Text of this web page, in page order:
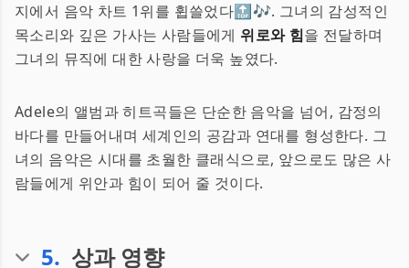
지에서 음악 차트 1위를 휩쓸었다🔝🎶. 그녀의 감성적인
목소리와 깊은 가사는 사람들에게 위로와 힘을 전달하며
그녀의 뮤직에 대한 사랑을 더욱 높였다.
Adele의 앨범과 히트곡들은 단순한 음악을 넘어, 감정의
바다를 만들어내며 세계인의 공감과 연대를 형성한다. 그
녀의 음악은 시대를 초월한 클래식으로, 앞으로도 많은 사
람들에게 위안과 힘이 되어 줄 것이다.
5. 상과 영향